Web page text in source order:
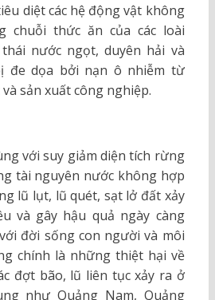
diệt các hệ động vật không
chuỗi thức ăn của các loài
thái nước ngọt, duyên hải và
đe dọa bởi nạn ô nhiễm từ
sản xuất công nghiệp.
với suy giảm diện tích rừng
tài nguyên nước không hợp
lũ lụt, lũ quét, sạt lở đất xảy
và gây hậu quả ngày càng
đời sống con người và môi
chính là những thiệt hại về
đợt bão, lũ liên tục xảy ra ở
như Quảng Nam, Quảng